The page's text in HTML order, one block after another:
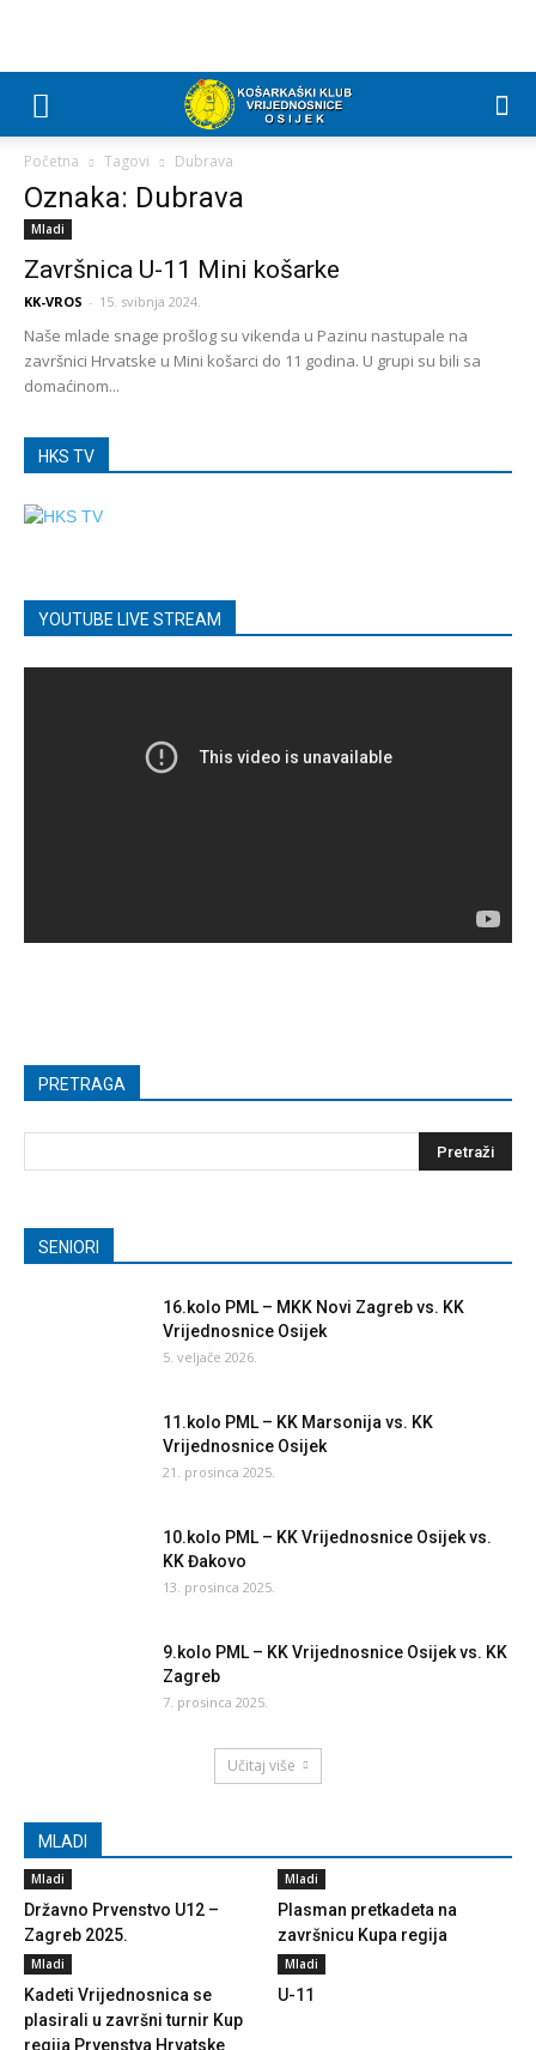
Početna Tagovi Dubrava
Oznaka: Dubrava
Mladi
Završnica U-11 Mini košarke
KK-VROS - 15. svibnja 2024.
Naše mlade snage prošlog su vikenda u Pazinu nastupale na
završnici Hrvatske u Mini košarci do 11 godina. U grupi su bili sa
domaćinom...
HKS TV
YOUTUBE LIVE STREAM
PRETRAGA
SENIORI
16.kolo PML – MKK Novi Zagreb vs. KK
Vrijednosnice Osijek
5. veljače 2026.
11.kolo PML – KK Marsonija vs. KK
Vrijednosnice Osijek
21. prosinca 2025.
10.kolo PML – KK Vrijednosnice Osijek vs.
KK Đakovo
13. prosinca 2025.
9.kolo PML – KK Vrijednosnice Osijek vs. KK
Zagreb
7. prosinca 2025.
Učitaj više
MLADI
Mladi
Državno Prvenstvo U12 –
Zagreb 2025.
Mladi
Plasman pretkadeta na
završnicu Kupa regija
Mladi
Kadeti Vrijednosnica se
plasirali u završni turnir Kup
regija Prvenstva Hrvatske
Mladi
U-11